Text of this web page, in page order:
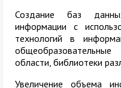
Создание баз
информации с
технологий в
области, библиотеки
Увеличение объема